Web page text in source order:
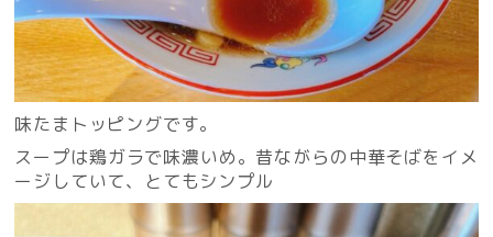
味たまトッピングです。
スープは鶏ガラで味濃いめ。昔ながらの中華そばをイメ
ージしていて、とてもシンプル